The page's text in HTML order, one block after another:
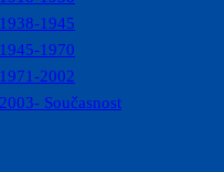
1945
1970
2002
Současnost